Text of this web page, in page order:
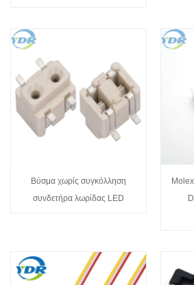
Βύσμα χωρίς συγκόλληση
συνδετήρα λωρίδας LED